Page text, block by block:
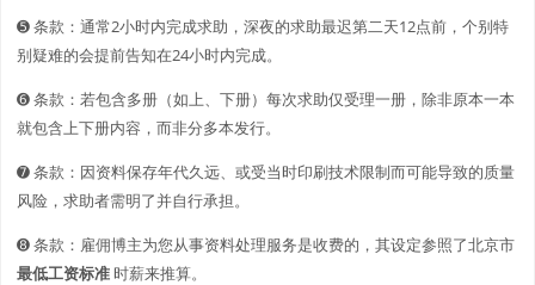
➎ 条款：通常2小时内完成求助，深夜的求助最迟第二天12点前，个别特
别疑难的会提前告知在24小时内完成。
➏ 条款：若包含多册（如上、下册）每次求助仅受理一册，除非原本一本
就包含上下册内容，而非分多本发行。
➐ 条款：因资料保存年代久远、或受当时印刷技术限制而可能导致的质量
风险，求助者需明了并自行承担。
➑ 条款：雇佣博主为您从事资料处理服务是收费的，其设定参照了北京市
最低工资标准时薪来推算。